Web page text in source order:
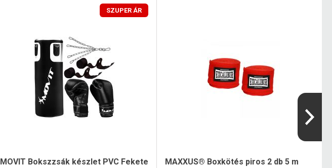
SZUPER ÁR
MOVIT Bokszzsák készlet PVC Fekete MAXXUS® Boxkötés piros 2 db 5 m